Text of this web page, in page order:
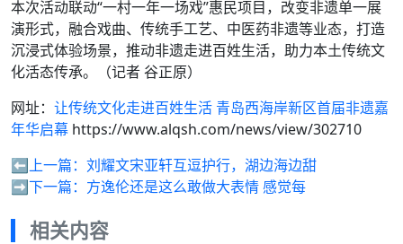
本次活动联动“一村一年一场戏”惠民项目，改变非遗单一展
演形式，融合戏曲、传统手工艺、中医药非遗等业态，打造
沉浸式体验场景，推动非遗走进百姓生活，助力本土传统文
化活态传承。（记者 谷正原）
网址： 让传统文化走进百姓生活 青岛西海岸新区首届非遗嘉
年华启幕 https://www.alqsh.com/news/view/302710
⬅️上一篇： 刘耀文宋亚轩互逗护行，湖边海边甜
➡️下一篇： 方逸伦还是这么敢做大表情 感觉每
相关内容